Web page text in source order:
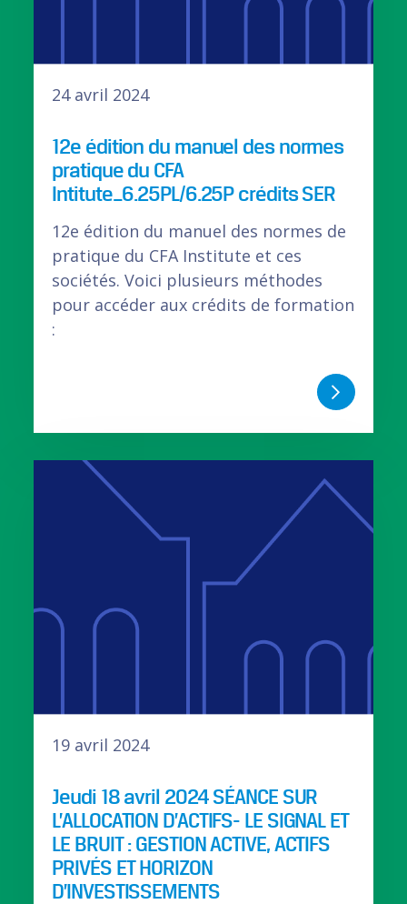
24 avril 2024
12e édition du manuel des normes
pratique du CFA
Intitute_6.25PL/6.25P crédits SER
12e édition du manuel des normes de
pratique du CFA Institute et ces
sociétés. Voici plusieurs méthodes
pour accéder aux crédits de formation
:
19 avril 2024
Jeudi 18 avril 2024 SÉANCE SUR
L’ALLOCATION D’ACTIFS- LE SIGNAL ET
LE BRUIT : GESTION ACTIVE, ACTIFS
PRIVÉS ET HORIZON
D’INVESTISSEMENTS